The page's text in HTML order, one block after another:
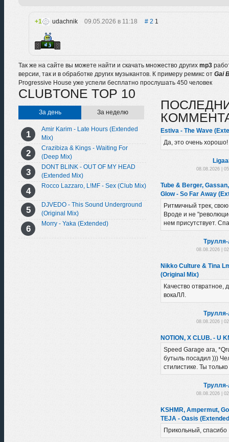
1 udachnik 09.05.2026 в 11:18 2 1
Так же на сайте вы можете найти и скачать множество других mp3
версии, так и в обработке других музыкантов. К примеру ремикс от Gai
Progressive House уже успели бесплатно прослушать 450 человек
CLUBTONE TOP 10
За день За неделю
Amir Karim - Late Hours (Extended
Mix)
Crazibiza & Kings - Waiting For
(Deep Mix)
DONT BLINK - OUT OF MY HEAD
(Extended Mix)
Rocco Lazzaro, L!MF - Sex (Club Mix)
DJVEDO - This Sound Underground
(Original Mix)
Morry - Yaka (Extended)
Estiva - The Wave
Да, это очень хорошо!
08.08.2026 |
Tube & Berger,
Glow - So Far Away
Ритмичный трек,
Вроде и не
нем присутствует.
08.08.2026 |
Nikko Culture & Tina
(Original Mix)
Качество отвратное,
вокаЛЛ.
08.08.2026 |
NOTION, X CLUB. - U
Speed Garage ага,
бутыль посадил )))
стилистике. Ты
08.08.2026 |
KSHMR, Ampermut,
TEJA - Oasis
Прикольный, спасибо